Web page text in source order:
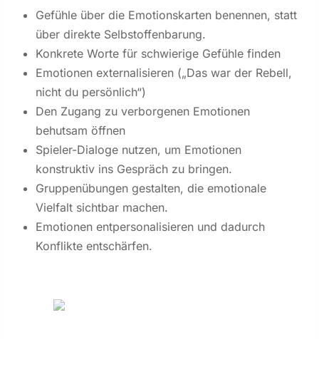
Gefühle über die Emotionskarten benennen, statt
über direkte Selbstoffenbarung.
Konkrete Worte für schwierige Gefühle finden
Emotionen externalisieren („Das war der Rebell,
nicht du persönlich“)
Den Zugang zu verborgenen Emotionen
behutsam öffnen
Spieler-Dialoge nutzen, um Emotionen
konstruktiv ins Gespräch zu bringen.
Gruppenübungen gestalten, die emotionale
Vielfalt sichtbar machen.
Emotionen entpersonalisieren und dadurch
Konflikte entschärfen.